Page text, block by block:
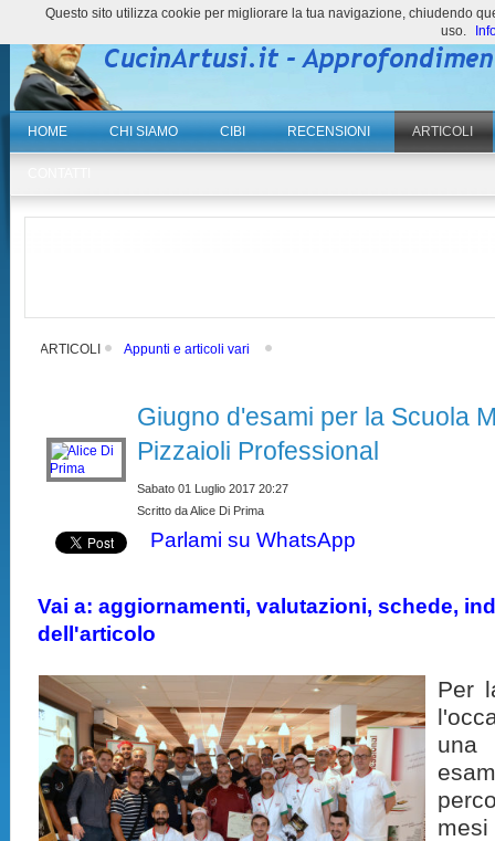
HOME CHI SIAMO CIBI RECENSIONI ARTICOLI
ARTICOLI Appunti e articoli vari
Giugno d'esami per la Scuola
Pizzaioli Professional
Sabato 01 Luglio 2017 20:27
Scritto da Alice Di Prima
Parlami su WhatsApp
Vai a: aggiornamenti, valutazioni, schede,
dell'articolo
Per
una
Questo sito utilizza cookie per migliorare la tua navigazione, chiudendo
uso.